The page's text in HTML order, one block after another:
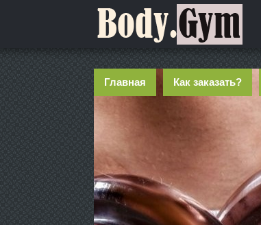
Главная Как заказать?